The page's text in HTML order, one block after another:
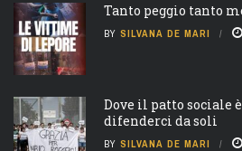
Tanto peggio tanto
BY SILVANA DE MARI
Dove il patto sociale
difenderci da soli
BY SILVANA DE MARI